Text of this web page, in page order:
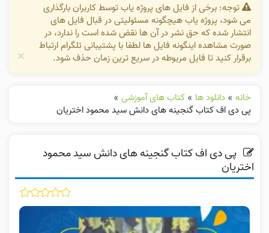
توجه: برخی از فایل های پروژه یاب توسط کاربران بارگذاری
می شود، پروژه یاب هیچگونه مسئولیتی در قبال فایل های
انتشار شده که حق نشر در آن ها نقض شده است را ندارد، در
صورت مشاهده اینگونه فایل ها لطفا با پشتیبانی تلگرام ارتباط
برقرار کنید تا فایل مربوطه در سریع ترین زمان حذف شود.
×
خانه » دانلود ها » کتاب های آموزشی »
پی دی اف کتاب گنجینه های دانش سید محمود اختریان
پی دی اف کتاب گنجینه های دانش سید محمود
اختریان